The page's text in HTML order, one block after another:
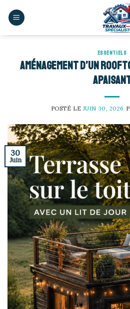
ESSENTIELS
Aménagement d’un
POSTÉ LE JUIN 30, 2026
30
Juin